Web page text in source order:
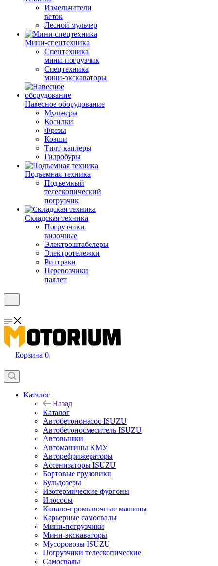
Измельчители
веток
Лесной мульчер
Мини-спецтехника
Спецтехника
мини-погрузчик
Спецтехника
мини-экскаваторы
Навесное оборудование
Мульчеры
Косилки
Фрезы
Ковши
Тилт-каплеры
Гидробуры
Подъемная техника
Подъемный
телескопический
погрузчик
Складская техника
Погрузчики
вилочные
Электроштабелеры
Электротележки
Ричтраки
Перевозчики
паллет
Корзина 0
Каталог
Назад
Каталог
Автобетононасос ISUZU
Автобетоносмеситель ISUZU
Автовышки
Автомашины КМУ
Авторефрижераторы
Ассенизаторы ISUZU
Бортовые грузовики
Бульдозеры
Изотермические фургоны
Илососы
Канало-промывочные машины
Карьерные самосвалы
Мини-погрузчики
Мини-экскаваторы
Мусоровозы ISUZU
Погрузчики телескопические
Самосвалы